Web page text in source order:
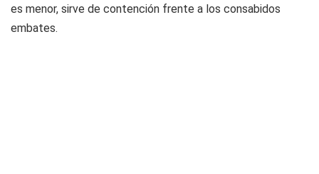
es menor, sirve de contención frente a los consabidos
embates.